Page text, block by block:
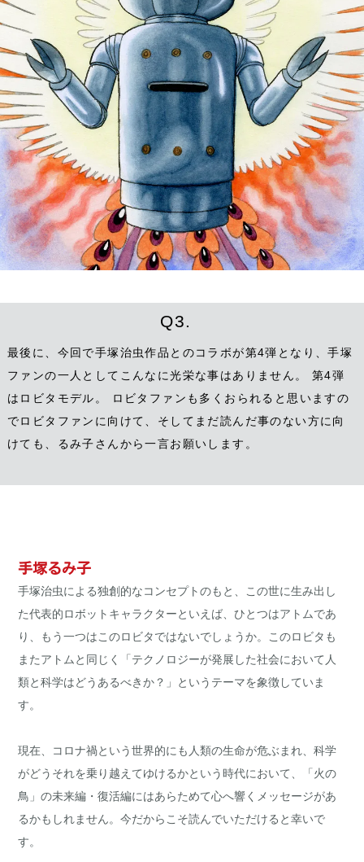
Q3.
最後に、今回で手塚治虫作品とのコラボが第4弾となり、手塚
ファンの一人としてこんなに光栄な事はありません。 第4弾
はロビタモデル。 ロビタファンも多くおられると思いますの
でロビタファンに向けて、そしてまだ読んだ事のない方に向
けても、るみ子さんから一言お願いします。
手塚るみ子
手塚治虫による独創的なコンセプトのもと、この世に生み出し
た代表的ロボットキャラクターといえば、ひとつはアトムであ
り、もう一つはこのロビタではないでしょうか。このロビタも
またアトムと同じく「テクノロジーが発展した社会において人
類と科学はどうあるべきか？」というテーマを象徴していま
す。
現在、コロナ禍という世界的にも人類の生命が危ぶまれ、科学
がどうそれを乗り越えてゆけるかという時代において、「火の
鳥」の未来編・復活編にはあらためて心へ響くメッセージがあ
るかもしれません。今だからこそ読んでいただけると幸いで
す。